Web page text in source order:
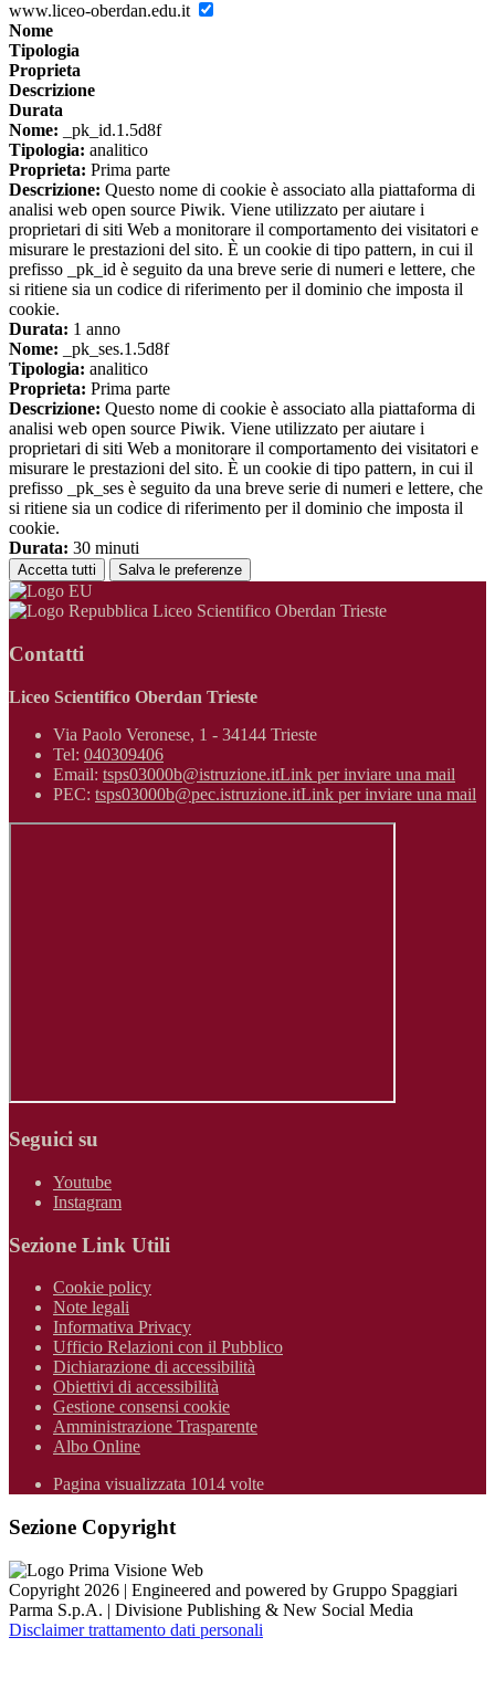
www.liceo-oberdan.edu.it
Nome
Tipologia
Proprieta
Descrizione
Durata
Nome: _pk_id.1.5d8f
Tipologia: analitico
Proprieta: Prima parte
Descrizione: Questo nome di cookie è associato alla piattaforma di
analisi web open source Piwik. Viene utilizzato per aiutare i
proprietari di siti Web a monitorare il comportamento dei visitatori e
misurare le prestazioni del sito. È un cookie di tipo pattern, in cui il
prefisso _pk_id è seguito da una breve serie di numeri e lettere, che
si ritiene sia un codice di riferimento per il dominio che imposta il
cookie.
Durata: 1 anno
Nome: _pk_ses.1.5d8f
Tipologia: analitico
Proprieta: Prima parte
Descrizione: Questo nome di cookie è associato alla piattaforma di
analisi web open source Piwik. Viene utilizzato per aiutare i
proprietari di siti Web a monitorare il comportamento dei visitatori e
misurare le prestazioni del sito. È un cookie di tipo pattern, in cui il
prefisso _pk_ses è seguito da una breve serie di numeri e lettere, che
si ritiene sia un codice di riferimento per il dominio che imposta il
cookie.
Durata: 30 minuti
Accetta tutti Salva le preferenze
Liceo Scientifico Oberdan Trieste
Contatti
Liceo Scientifico Oberdan Trieste
Via Paolo Veronese, 1 - 34144 Trieste
Tel: 040309406
Email: tsps03000b@istruzione.itLink per inviare una mail
PEC: tsps03000b@pec.istruzione.itLink per inviare una mail
Seguici su
Youtube
Instagram
Sezione Link Utili
Cookie policy
Note legali
Informativa Privacy
Ufficio Relazioni con il Pubblico
Dichiarazione di accessibilità
Obiettivi di accessibilità
Gestione consensi cookie
Amministrazione Trasparente
Albo Online
Pagina visualizzata 1014 volte
Sezione Copyright
Copyright 2026 | Engineered and powered by Gruppo Spaggiari
Parma S.p.A. | Divisione Publishing & New Social Media
Disclaimer trattamento dati personali